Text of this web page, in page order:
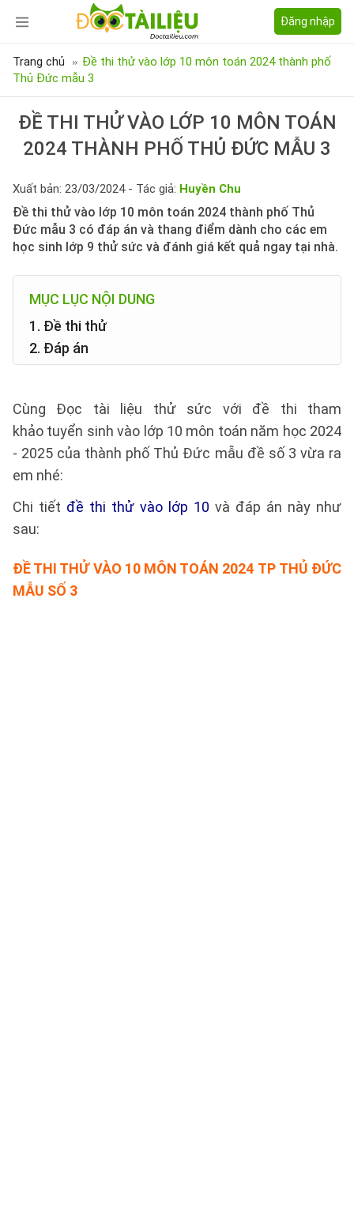
Đăng nhập
Trang chủ
Đề thi thử vào lớp 10 môn toán 2024 thành phố
Thủ Đức mẫu 3
ĐỀ THI THỬ VÀO LỚP 10 MÔN TOÁN
2024 THÀNH PHỐ THỦ ĐỨC MẪU 3
Xuất bản: 23/03/2024 - Tác giả: Huyền Chu
Đề thi thử vào lớp 10 môn toán 2024 thành phố Thủ
Đức mẫu 3 có đáp án và thang điểm dành cho các em
học sinh lớp 9 thử sức và đánh giá kết quả ngay tại nhà.
MỤC LỤC NỘI DUNG
1. Đề thi thử
2. Đáp án
Cùng Đọc tài liệu thử sức với đề thi tham
khảo tuyển sinh vào lớp 10 môn toán năm học 2024
- 2025 của thành phố Thủ Đức mẫu đề số 3 vừa ra
em nhé:
Chi tiết đề thi thử vào lớp 10 và đáp án này như
sau:
ĐỀ THI THỬVÀO 10 MÔN TOÁN 2024 TP THỦ ĐỨC
MẪU SỐ 3